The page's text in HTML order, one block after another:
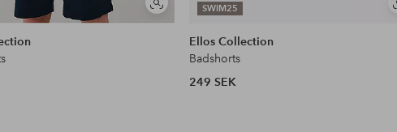
Visa
liknande
SWIM25
Ellos Collection
Badshorts
249 SEK